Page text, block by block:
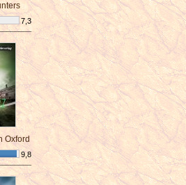
7,3
Oxford
9,8